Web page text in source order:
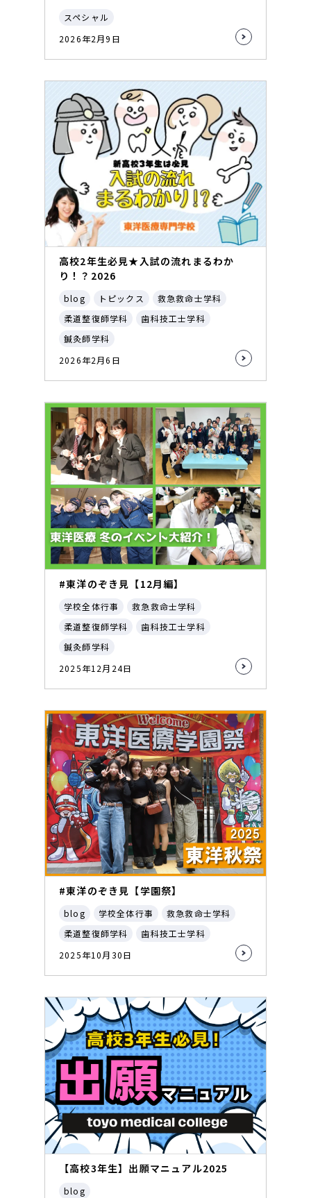
スペシャル
2026年2月9日
高校2年生必見★入試の流れまるわか
り！？2026
blog トピックス
救急救命士学科
柔道整復師学科
歯科技工士学科
鍼灸師学科
2026年2月6日
#東洋のぞき見【12月編】
学校全体行事
救急救命士学科
柔道整復師学科
歯科技工士学科
鍼灸師学科
2025年12月24日
#東洋のぞき見【学園祭】
blog 学校全体行事
救急救命士学科
柔道整復師学科
歯科技工士学科
2025年10月30日
【高校3年生】出願マニュアル2025
blog